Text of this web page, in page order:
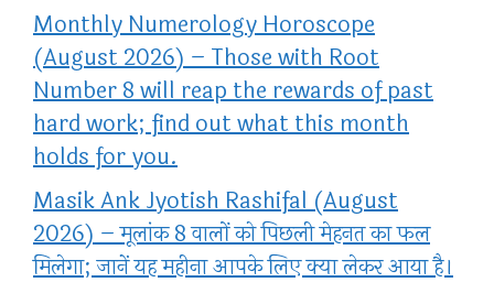
Monthly Numerology Horoscope
(August 2026) – Those with Root
Number 8 will reap the rewards of past
hard work; find out what this month
holds for you.
Masik Ank Jyotish Rashifal (August
2026) – मूलांक 8 वालों को पिछली मेहनत का फल
मिलेगा; जानें यह महीना आपके लिए क्या लेकर आया है।